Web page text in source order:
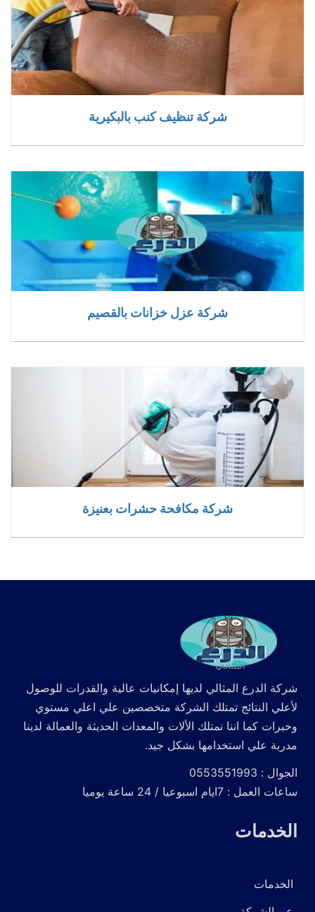
شركة تنظيف كنب بالبكيرية
شركة عزل خزانات بالقصيم
شركة مكافحة حشرات بعنيزة
شركة الدرع المثالي لديها إمكانيات عالية والقدرات للوصول
لأعلي النتائج تمتلك الشركة متخصصين علي اعلي مستوي
وخبرات كما اننا نمتلك الألات والمعدات الحديثة والعمالة لدينا
مدربة علي استخدامها بشكل جيد.
الجوال : 0553551993
ساعات العمل : 7ايام اسبوعيا / 24 ساعة يوميا
الخدمات
الخدمات